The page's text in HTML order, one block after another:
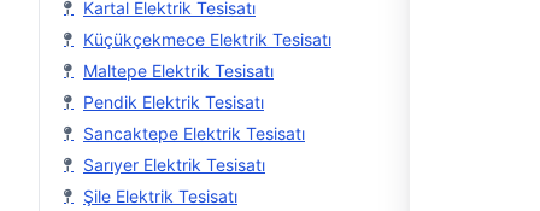
Kartal Elektrik Tesisatı
Küçükçekmece Elektrik Tesisatı
Maltepe Elektrik Tesisatı
Pendik Elektrik Tesisatı
Sancaktepe Elektrik Tesisatı
Sarıyer Elektrik Tesisatı
Şile Elektrik Tesisatı